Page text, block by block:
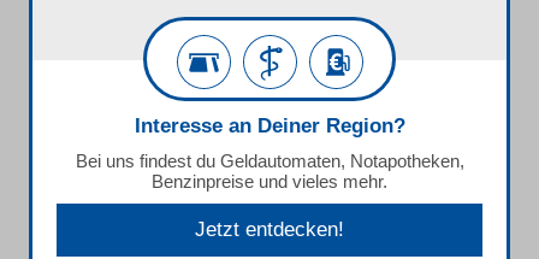
Interesse an Deiner Region?
Bei uns findest du Geldautomaten, Notapotheken,
Benzinpreise und vieles mehr.
Jetzt entdecken!